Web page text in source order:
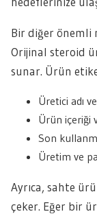
Bir diğer önemli
Orijinal steroid
sunar. Ürün
Üretici adı
Ürün içeriği
Son
Üretim ve
Ayrıca, sahte
çeker. Eğer bir